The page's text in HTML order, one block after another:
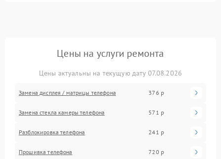
Цены на услуги ремонта
Цены актуальны на текущую дату 07.08.2026
Замена дисплея / матрицы телефона 376 р
Замена стекла камеры телефона 571 р
Разблокировка телефона 241 р
Прошивка телефона 720 р